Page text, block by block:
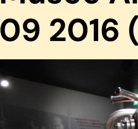
09 2016